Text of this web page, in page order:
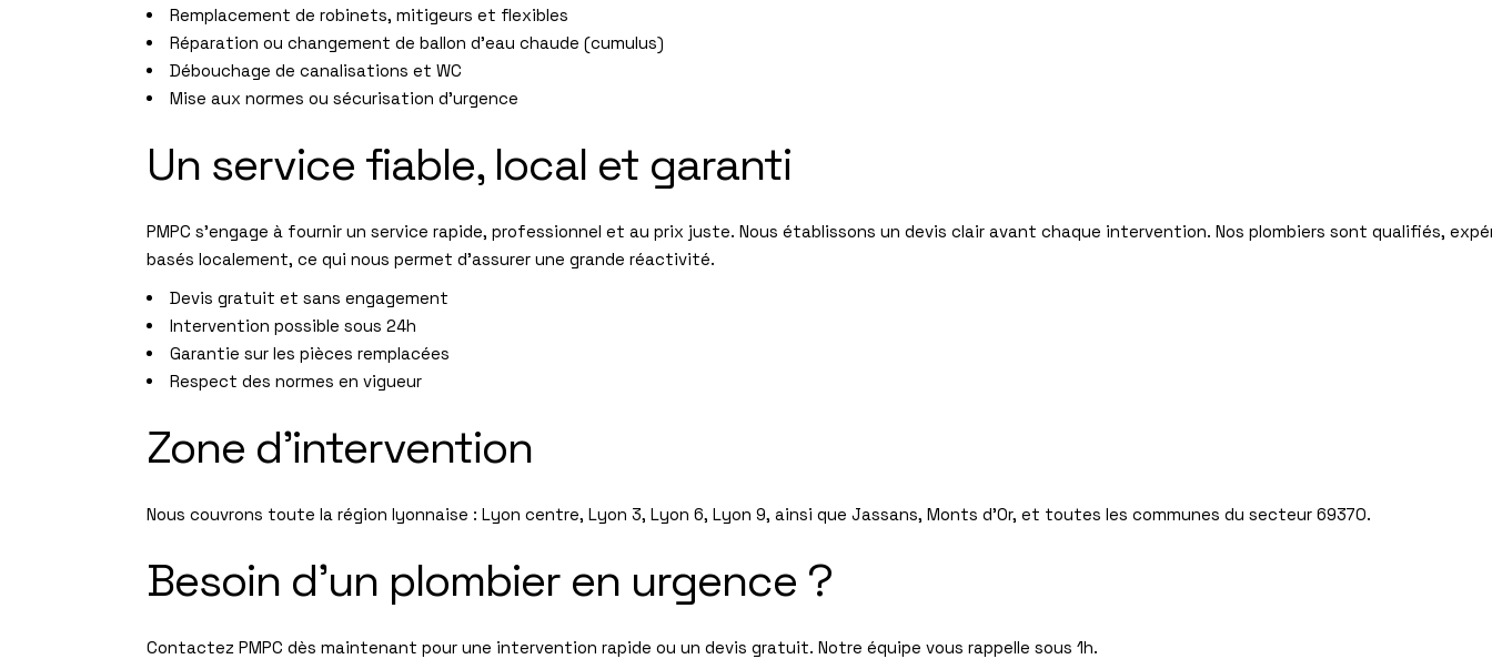
Remplacement de robinets, mitigeurs et flexibles
Réparation ou changement de ballon d’eau chaude (cumulus)
Débouchage de canalisations et WC
Mise aux normes ou sécurisation d'urgence
Un service fiable, local et garanti
PMPC s’engage à fournir un service rapide, professionnel et au prix juste. Nous établissons un devis clair avant chaque intervention. Nos plombiers sont qualifiés,
basés localement, ce qui nous permet d’assurer une grande réactivité.
Devis gratuit et sans engagement
Intervention possible sous 24h
Garantie sur les pièces remplacées
Respect des normes en vigueur
Zone d’intervention
Nous couvrons toute la région lyonnaise : Lyon centre, Lyon 3, Lyon 6, Lyon 9, ainsi que Jassans, Monts d’Or, et toutes les communes du secteur 69370.
Besoin d’un plombier en urgence ?
Contactez PMPC dès maintenant pour une intervention rapide ou un devis gratuit. Notre équipe vous rappelle sous 1h.